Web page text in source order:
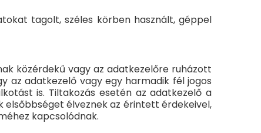
tagolt, széles körben használt, géppel
közérdekű vagy az adatkezelőre ruházott
az adatkezelő vagy egy harmadik fél jogos
is. Tiltakozás esetén az adatkezelő a
elsőbbséget élveznek az érintett érdekeivel,
kapcsolódnak.